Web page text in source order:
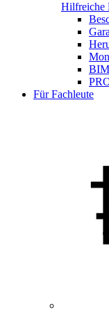
Hilfreiche
Für Fachleute